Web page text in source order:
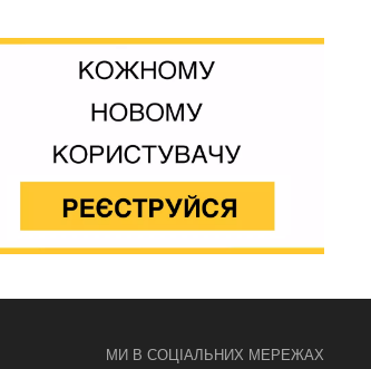
на кісточках
Sensitive Uni Life
2481 грн.
Sensitive Uni Life
МИ В СОЦІАЛЬНИХ МЕРЕЖАХ